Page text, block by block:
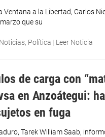
Ventana a la Libertad, Carlos
que su
Noticias, Política | Leer Noticia
de carga con
en Anzoátegui:
en fuga
Tarek William Saab,